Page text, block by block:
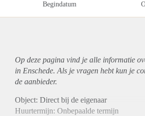
Begindatum
Op deze pagina vind je alle informatie
in Enschede. Als je vragen hebt kun je
de aanbieder.
Object: Direct bij de eigenaar
Huurtermijn: Onbepaalde termijn